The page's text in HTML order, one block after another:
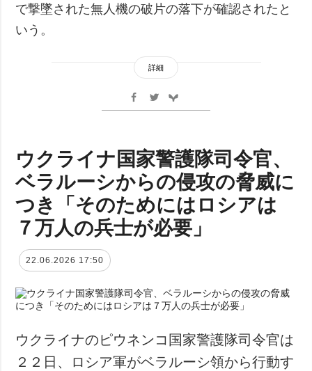
で撃墜された無人機の破片の落下が確認されたと
いう。
詳細
ウクライナ国家警護隊司令官、
ベラルーシからの侵攻の脅威に
つき「そのためにはロシアは
７万人の兵士が必要」
22.06.2026 17:50
ウクライナのピウネンコ国家警護隊司令官は
２２日、ロシア軍がベラルーシ領から行動す